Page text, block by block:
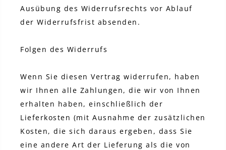
Ausübung des Widerrufsrechts vor Ablauf
der Widerrufsfrist absenden.
Folgen des Widerrufs
Wenn Sie diesen Vertrag widerrufen, haben
wir Ihnen alle Zahlungen, die wir von Ihnen
erhalten haben, einschließlich der
Lieferkosten (mit Ausnahme der zusätzlichen
Kosten, die sich daraus ergeben, dass Sie
eine andere Art der Lieferung als die von